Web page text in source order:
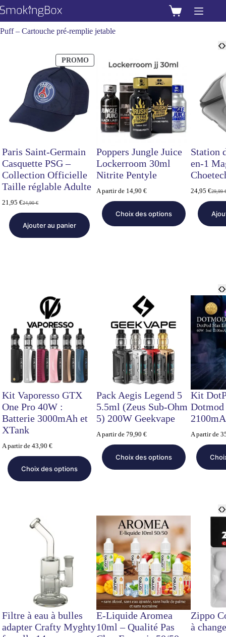
Passer
au
contenu
Panier
d’achat
Puff – Cartouche pré-remplie jetable
PROMOPRODUIT
EN
Paris Saint-Germain
Casquette PSG –
Collection Officielle
Taille réglable Adulte
24,90€
Le
prix
initial
était :
24,90 €.
21,95 €
Le
prix
actuel
est :
21,95 €.
Ajouter au panier
Poppers Jungle Juice
Lockerroom 30ml
Nitrite Pentyle
A partir de 14,90 €
Choix des options
Station
en-1
29,99
Le
prix
initial
était :
29,99
24,95 €
Le
prix
actuel
est :
24,95
Kit Vaporesso GTX
One Pro 40W :
Batterie 3000mAh et
XTank
A partir de 43,90 €
Choix des options
Pack Aegis Legend 5
5.5ml (Zeus Sub-Ohm
5) 200W Geekvape
A partir de 79,90 €
Choix des options
Kit
Dotmod
A partir de
Filtre à eau à bulles
adapter Crafty Myghty
E-Liquide Aromea
10ml – Qualité Pas
Zippo
à